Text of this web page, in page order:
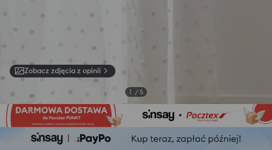
Zobacz zdjęcia z opinii
1 / 5